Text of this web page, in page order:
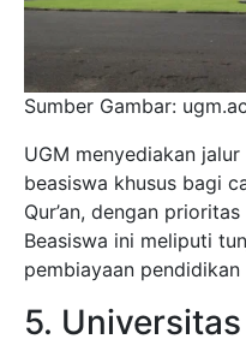
Sumber Gambar:
UGM menyediakan
beasiswa khusus bagi
Qur’an, dengan
Beasiswa ini meliputi
pembiayaan
5.